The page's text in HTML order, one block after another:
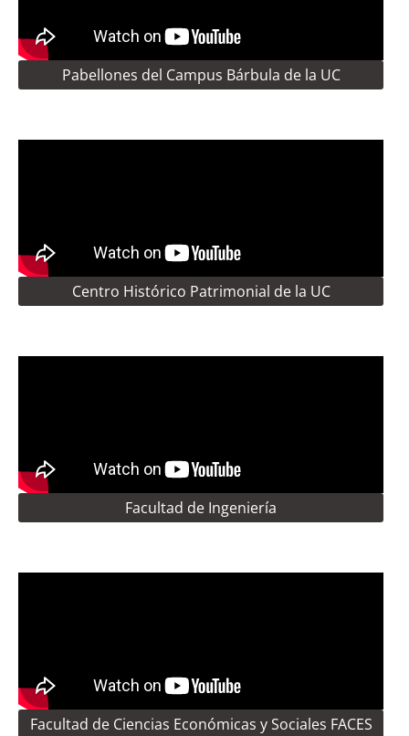
Pabellones del Campus Bárbula de la UC
Centro Histórico Patrimonial de la UC
Facultad de Ingeniería
Facultad de Ciencias Económicas y Sociales FACES